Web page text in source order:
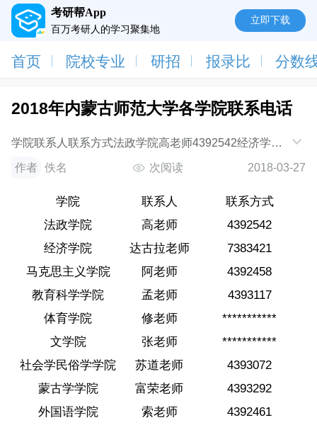
考研帮App
百万考研人的学习聚集地
立即下载
首页 院校专业 研招 报录比 分数
2018年内蒙古师范大学各学院联系电话
学院联系人联系方式法政学院高老师4392542经济学院
达古拉老师7383421马克思主义学院阿老师4392458教
育科学学院孟老师4393117体育学院修老师***********文
作者 佚名 次阅读 2018-03-27
学院 联系人
联系方式
法政学院
高老师
4392542
经济学院
达古拉老师
7383421
马克思主义学院
阿老师
4392458
教育科学学院
孟老师
4393117
体育学院
修老师
***********
文学院
张老师
***********
社会学民俗学学院
苏道老师
4393072
蒙古学学院
富荣老师
4393292
外国语学院
索老师
4392461